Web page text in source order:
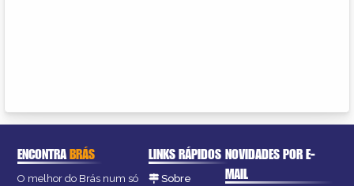
ENCONTRABRÁS
O melhor do Brás num só
LINKS RÁPIDOS
Sobre
NOVIDADES POR E-
MAIL